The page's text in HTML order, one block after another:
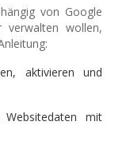
von Google
verwalten wollen,
aktivieren und
mit